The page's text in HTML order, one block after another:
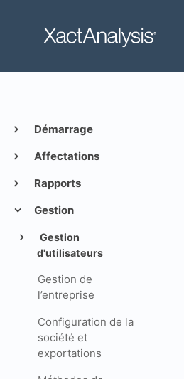
Démarrage
Affectations
Rapports
Gestion
Gestion
d'utilisateurs
Gestion de
l’entreprise
Configuration de la
société et
exportations